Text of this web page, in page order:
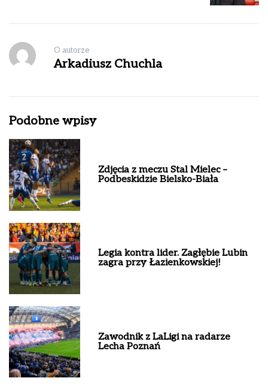
O autorze
Arkadiusz Chuchla
Podobne wpisy
Zdjęcia z meczu Stal Mielec –
Podbeskidzie Bielsko-Biała
Legia kontra lider. Zagłębie Lubin
zagra przy Łazienkowskiej!
Zawodnik z LaLigi na radarze
Lecha Poznań